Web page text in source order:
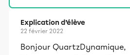
Explication d’élève
22 février 2022
Bonjour QuartzDynamique,